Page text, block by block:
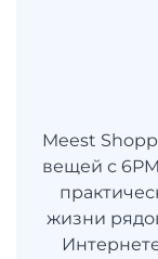
Meest
вещей с
жизни